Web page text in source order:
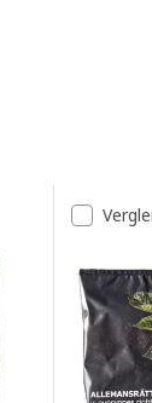
und
Lass es dir